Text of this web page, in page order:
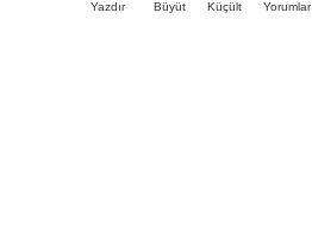
Yazdır Büyüt Küçült Yorumlar